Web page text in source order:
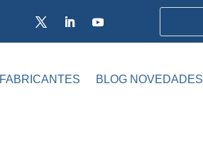
FABRICANTES BLOG NOVEDADES